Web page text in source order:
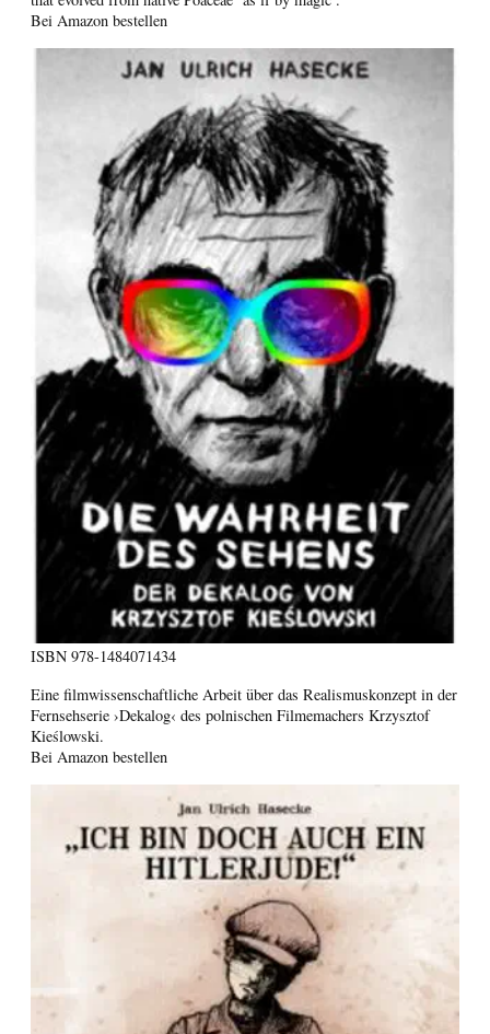
Bei Amazon bestellen
ISBN 978-1484071434
Eine filmwissenschaftliche Arbeit über das Realismuskonzept in der
Fernsehserie ›Dekalog‹ des polnischen Filmemachers Krzysztof
Kieślowski.
Bei Amazon bestellen